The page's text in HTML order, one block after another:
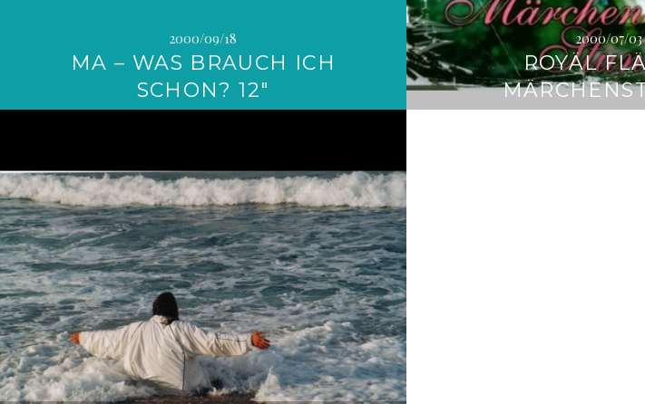
2000/09/18
MA – WAS BRAUCH ICH
SCHON? 12″
2000/07/03
ROYÄL